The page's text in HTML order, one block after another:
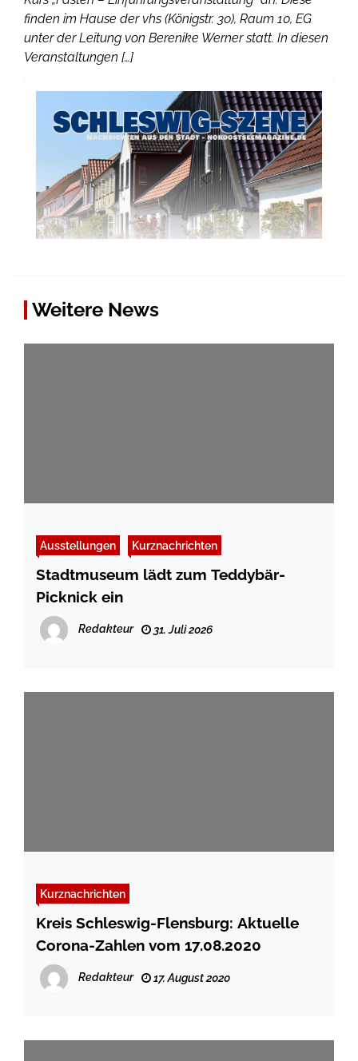
finden im Hause der vhs (Königstr. 30), Raum 10, EG
unter der Leitung von Berenike Werner statt. In diesen
Veranstaltungen […]
Weitere News
Ausstellungen Kurznachrichten
Stadtmuseum lädt zum Teddybär-
Picknick ein
Redakteur 31. Juli 2026
Kurznachrichten
Kreis Schleswig-Flensburg: Aktuelle
Corona-Zahlen vom 17.08.2020
Redakteur 17. August 2020